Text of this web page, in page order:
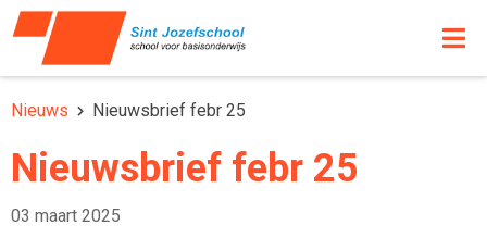
Nieuws Nieuwsbrief febr 25
Nieuwsbrief febr 25
03 maart 2025